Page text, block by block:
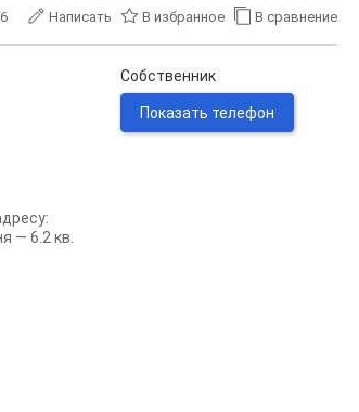
Написать В избранное В сравнение
— 6.2 кв.
Собственник
Показать телефон